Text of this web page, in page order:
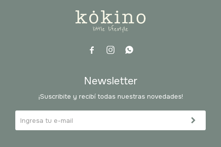
  
Newsletter
¡Suscribite y recibí todas nuestras novedades!